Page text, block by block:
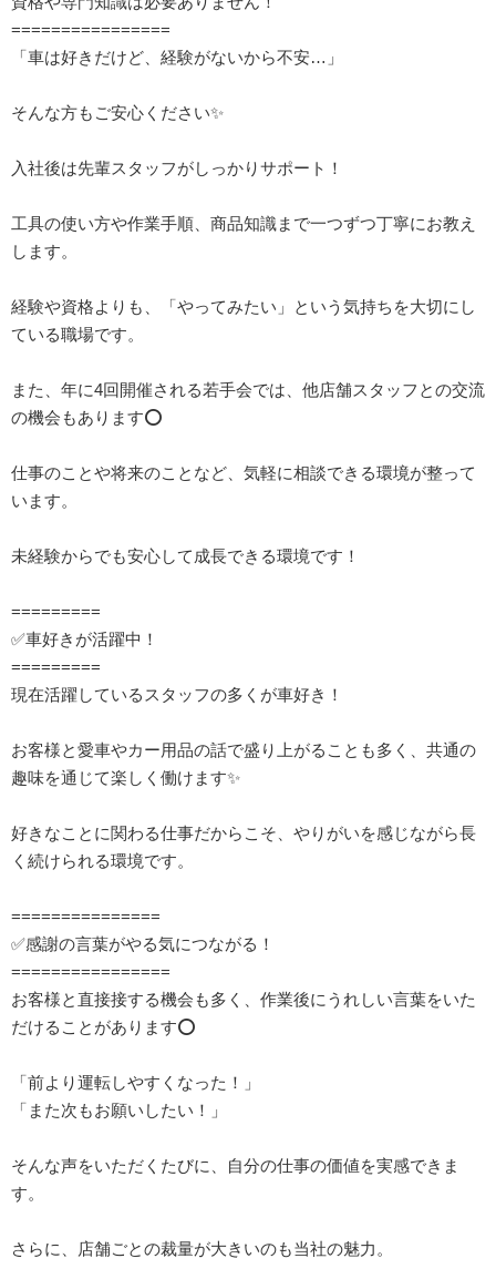
================
「車は好きだけど、経験がないから不安…」
そんな方もご安心ください✨
入社後は先輩スタッフがしっかりサポート！
工具の使い方や作業手順、商品知識まで一つずつ丁寧にお教え
します。
経験や資格よりも、「やってみたい」という気持ちを大切にし
ている職場です。
また、年に4回開催される若手会では、他店舗スタッフとの交流
の機会もあります⭕️
仕事のことや将来のことなど、気軽に相談できる環境が整って
います。
未経験からでも安心して成長できる環境です！
=========
✅車好きが活躍中！
=========
現在活躍しているスタッフの多くが車好き！
お客様と愛車やカー用品の話で盛り上がることも多く、共通の
趣味を通じて楽しく働けます✨
好きなことに関わる仕事だからこそ、やりがいを感じながら長
く続けられる環境です。
===============
✅感謝の言葉がやる気につながる！
================
お客様と直接接する機会も多く、作業後にうれしい言葉をいた
だけることがあります⭕️
「前より運転しやすくなった！」
「また次もお願いしたい！」
そんな声をいただくたびに、自分の仕事の価値を実感できま
す。
さらに、店舗ごとの裁量が大きいのも当社の魅力。